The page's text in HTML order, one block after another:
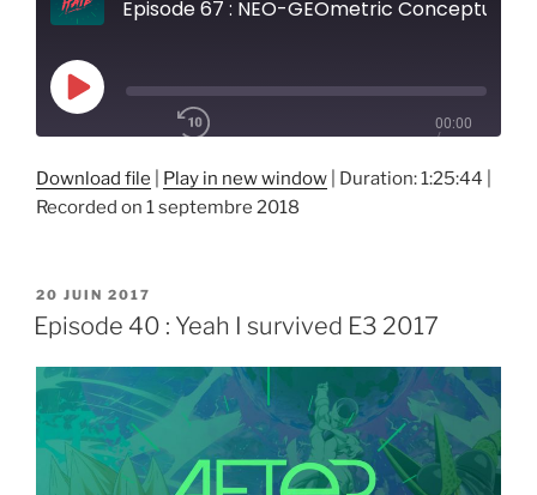
Play
00:00
/
1:25:44
SHARE
LINK
EMBED
Download file Play in new window Duration: 1:25:44
Recorded on 1 septembre 2018
PUBLIÉ
LE
20 JUIN 2017
Episode 40 : Yeah I survived E3 2017